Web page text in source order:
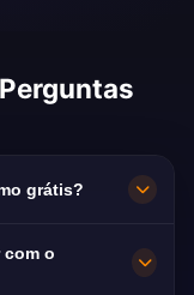
grátis?
com
com o